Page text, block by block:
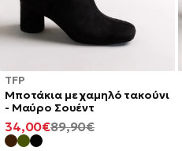
TFP
Mποτάκια με χαμηλό τακούνι
- Μαύρο Σουέντ
ΚΑΝΟΝΙΚΉ
89,90€
ΕΛΆΧΙΣΤΗ
ΤΙΜΉ
34,00€